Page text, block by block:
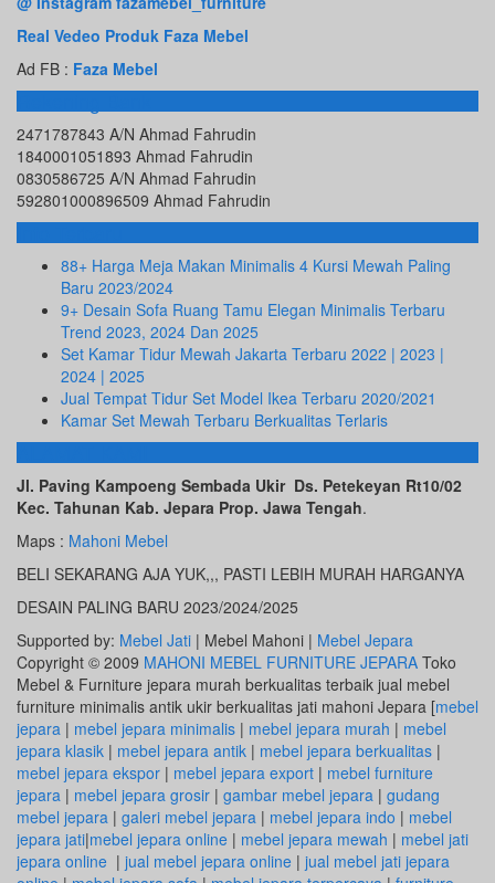
Real Vedeo Produk Faza Mebel
Ad FB : Faza Mebel
Rekening Bank
2471787843 A/N Ahmad Fahrudin
1840001051893 Ahmad Fahrudin
0830586725 A/N Ahmad Fahrudin
592801000896509 Ahmad Fahrudin
Info Terbaru
88+ Harga Meja Makan Minimalis 4 Kursi Mewah Paling
Baru 2023/2024
9+ Desain Sofa Ruang Tamu Elegan Minimalis Terbaru
Trend 2023, 2024 Dan 2025
Set Kamar Tidur Mewah Jakarta Terbaru 2022 | 2023 |
2024 | 2025
Jual Tempat Tidur Set Model Ikea Terbaru 2020/2021
Kamar Set Mewah Terbaru Berkualitas Terlaris
ALAMAT KAMI
Jl. Paving Kampoeng Sembada Ukir Ds. Petekeyan Rt10/02
Kec. Tahunan Kab. Jepara Prop. Jawa Tengah.
Maps : Mahoni Mebel
BELI SEKARANG AJA YUK,,, PASTI LEBIH MURAH HARGANYA
DESAIN PALING BARU 2023/2024/2025
Supported by: Mebel Jati | Mebel Mahoni | Mebel Jepara
Copyright © 2009 MAHONI MEBEL FURNITURE JEPARA Toko
Mebel & Furniture jepara murah berkualitas terbaik jual mebel
furniture minimalis antik ukir berkualitas jati mahoni Jepara [mebel
jepara | mebel jepara minimalis | mebel jepara murah | mebel
jepara klasik | mebel jepara antik | mebel jepara berkualitas |
mebel jepara ekspor | mebel jepara export | mebel furniture
jepara | mebel jepara grosir | gambar mebel jepara | gudang
mebel jepara | galeri mebel jepara | mebel jepara indo | mebel
jepara jati|mebel jepara online | mebel jepara mewah | mebel jati
jepara online | jual mebel jepara online | jual mebel jati jepara